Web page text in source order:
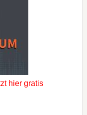
hier gratis